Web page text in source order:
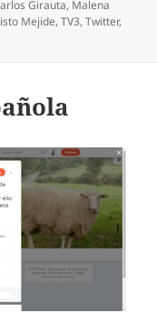
Girauta, Malena
Mejide,TV3,Twitter,